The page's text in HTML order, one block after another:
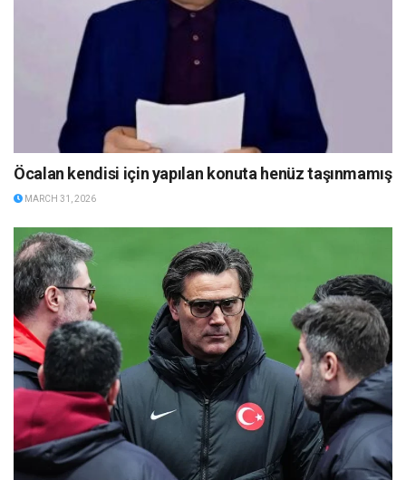
Öcalan kendisi için yapılan konuta henüz taşınmamış
MARCH 31, 2026